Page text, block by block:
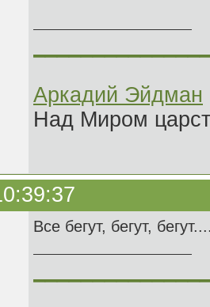
Аркадий Эйдман
Над Миром
Все бегут, бегут,